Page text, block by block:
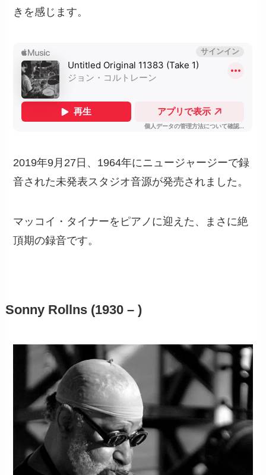
きを感じます。
2019年9月27日、1964年にニュージャージーで録
音された未発表スタジオ音源が発売されました。
マッコイ・タイナーをピアノに迎えた、まさに絶
頂期の録音です。
Sonny Rollns (1930 – )